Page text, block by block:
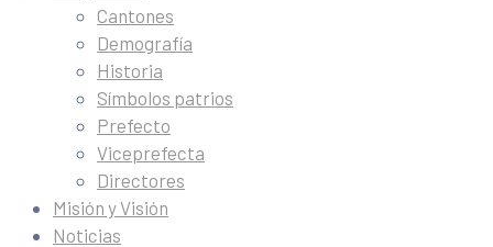
Cantones
Demografía
Historia
Símbolos patrios
Prefecto
Viceprefecta
Directores
Misión y Visión
Noticias